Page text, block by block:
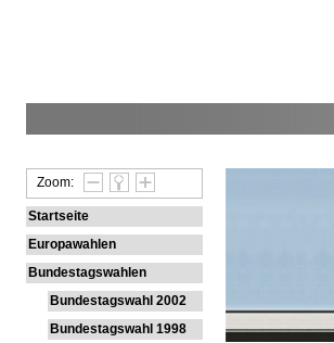
Zoom:
Startseite
Europawahlen
Bundestagswahlen
Bundestagswahl 2002
Bundestagswahl 1998